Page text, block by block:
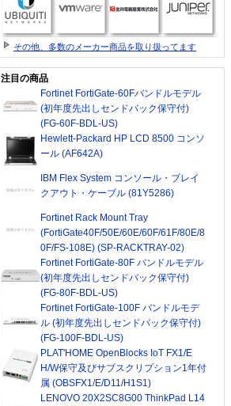
その他、多数のメーカー商品を取り扱ってます
注目の商品
Fortinet FortiGate-60Fバンドルモデル
(初年度先出しセンドバック保守付)
(FG-60F-BDL-US)
Hewlett-Packard HP LCD 8500 コンソ
ール (AF642A)
IBM Flex System コンソール・ブレイ
クアウト・ケーブル (81Y5286)
Fortinet Rack Mount Tray
(FortiGate40F/50E/60E/60F/61F/80E/8
0F/FS-108E) (SP-RACKTRAY-02)
Fortinet FortiGate-80F バンドルモデル
(初年度先出しセンドバック保守付)
(FG-80F-BDL-US)
Fortinet FortiGate-100F バンドルモデ
ル (初年度先出しセンドバック保守付)
(FG-100F-BDL-US)
PLAT'HOME OpenBlocks IoT FX1/E
H/W保守及びサブスクリプション1年付
属 (OBSFX1/E/D11/H1S1)
LENOVO 20X2SC8G00 ThinkPad L14